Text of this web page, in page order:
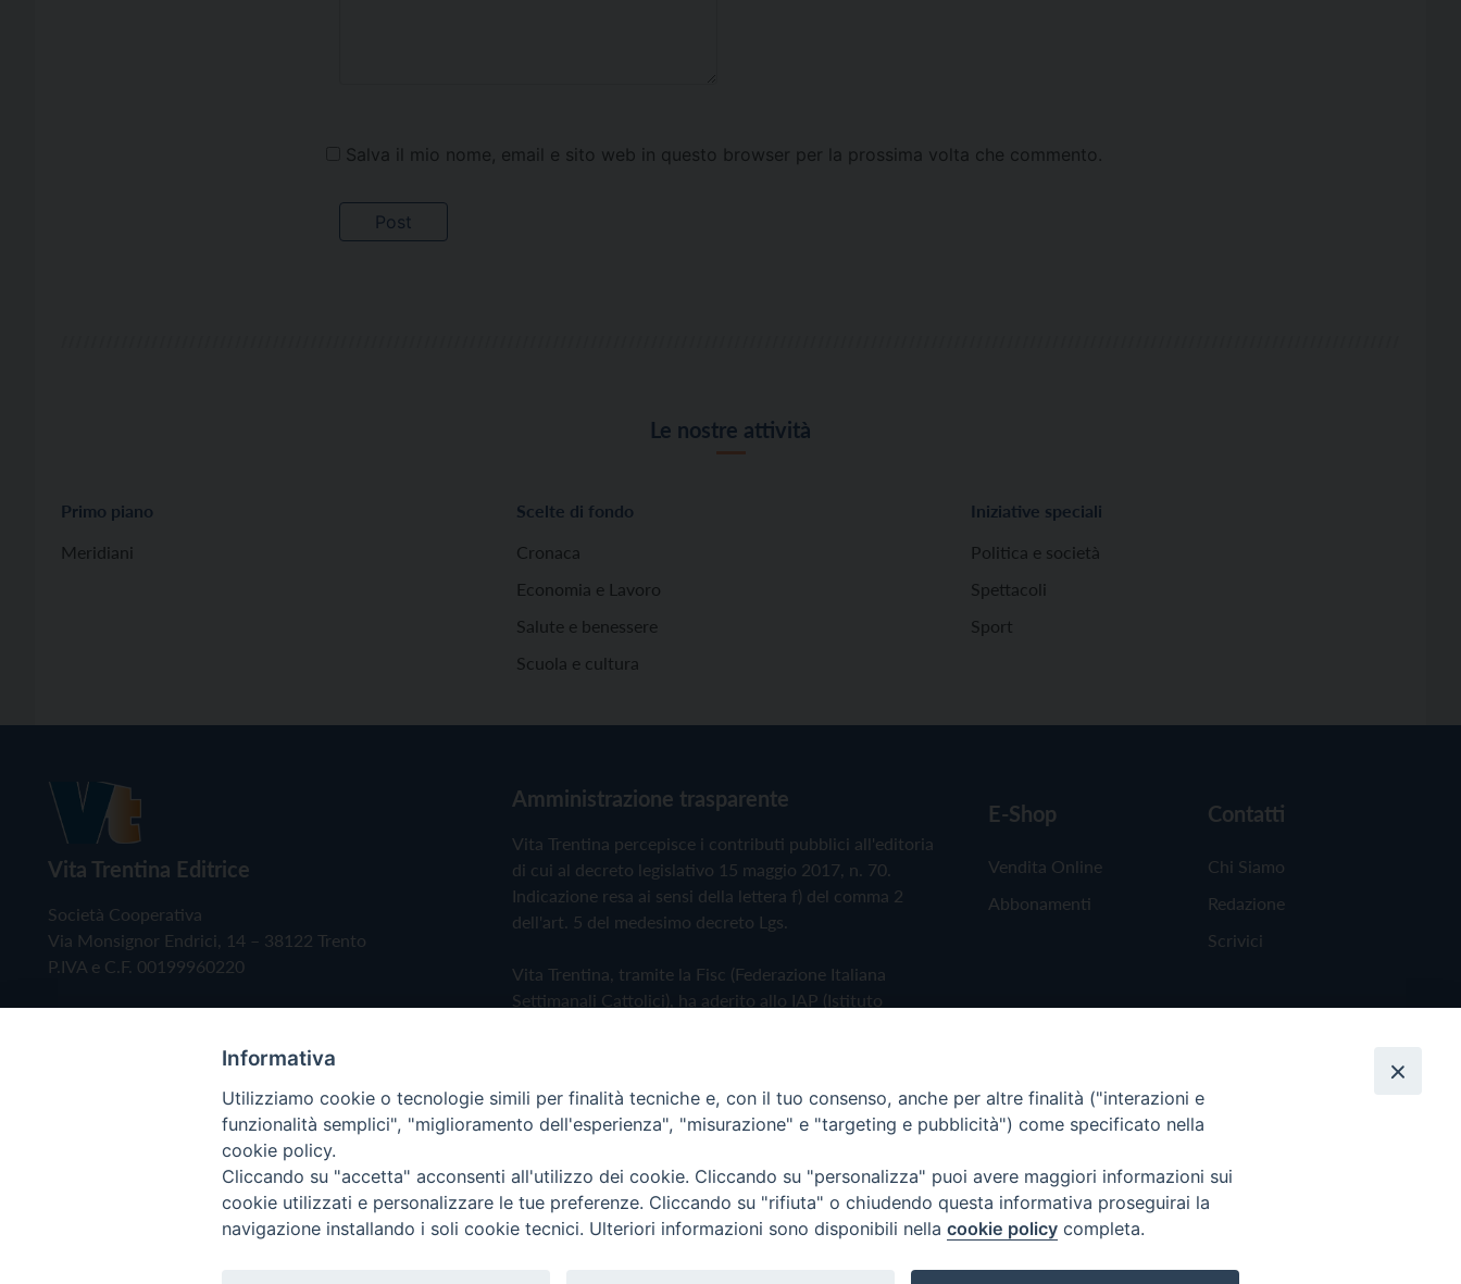
Salva il mio nome, email e sito web in questo browser per la prossima volta che commento.
Le nostre attività
Primo piano
Meridiani
Scelte di fondo
Cronaca
Economia e Lavoro
Salute e benessere
Scuola e cultura
Iniziative speciali
Politica e società
Spettacoli
Sport
Vita Trentina Editrice
Società Cooperativa
Via Monsignor Endrici, 14 – 38122 Trento
P.IVA e C.F. 00199960220
Amministrazione trasparente
Vita Trentina percepisce i contributi pubblici all'editoria
di cui al decreto legislativo 15 maggio 2017, n. 70.
Indicazione resa ai sensi della lettera f) del comma 2
dell'art. 5 del medesimo decreto Lgs.
Vita Trentina, tramite la Fisc (Federazione Italiana
Settimanali Cattolici), ha aderito allo IAP (Istituto
Privacy Policy Cookie Policy
E-Shop
Vendita Online
Abbonamenti
Contatti
Chi Siamo
Redazione
Scrivici
Copyright © 2019 - Tutti i diritti riservati - Vita Trentina Editrice
Informativa
Utilizziamo cookie o tecnologie simili per finalità tecniche e, con il tuo consenso, anche per altre finalità ("interazioni e
funzionalità semplici", "miglioramento dell'esperienza", "misurazione" e "targeting e pubblicità") come specificato nella
cookie policy.
Cliccando su "accetta" acconsenti all'utilizzo dei cookie. Cliccando su "personalizza" puoi avere maggiori informazioni sui
cookie utilizzati e personalizzare le tue preferenze. Cliccando su "rifiuta" o chiudendo questa informativa proseguirai la
navigazione installando i soli cookie tecnici. Ulteriori informazioni sono disponibili nella cookie policy completa.